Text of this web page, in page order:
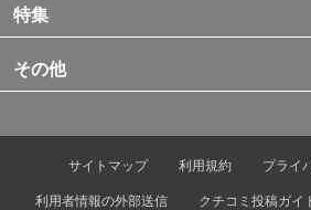
特集
その他
サイトマップ 利用規約
プライ
利用者情報の外部送信
クチコミ投稿ガイ